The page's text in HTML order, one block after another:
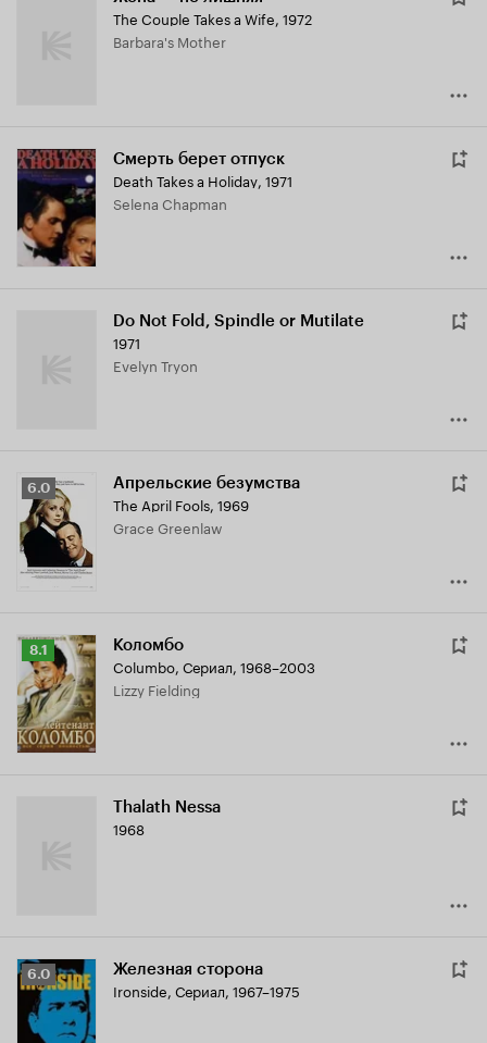
The Couple Takes a Wife, 1972
Barbara's Mother
Смерть берет отпуск
Death Takes a Holiday, 1971
Selena Chapman
Do Not Fold, Spindle or Mutilate
1971
Evelyn Tryon
Рейтинг
Кинопоиска
6.0
6.0 Апрельские безумства
The April Fools, 1969
Grace Greenlaw
Рейтинг
Кинопоиска
8.1
8.1 Коломбо
Columbo, Сериал, 1968–2003
Lizzy Fielding
Thalath Nessa
1968
Рейтинг
Кинопоиска
6.0
6.0 Железная сторона
Ironside, Сериал, 1967–1975